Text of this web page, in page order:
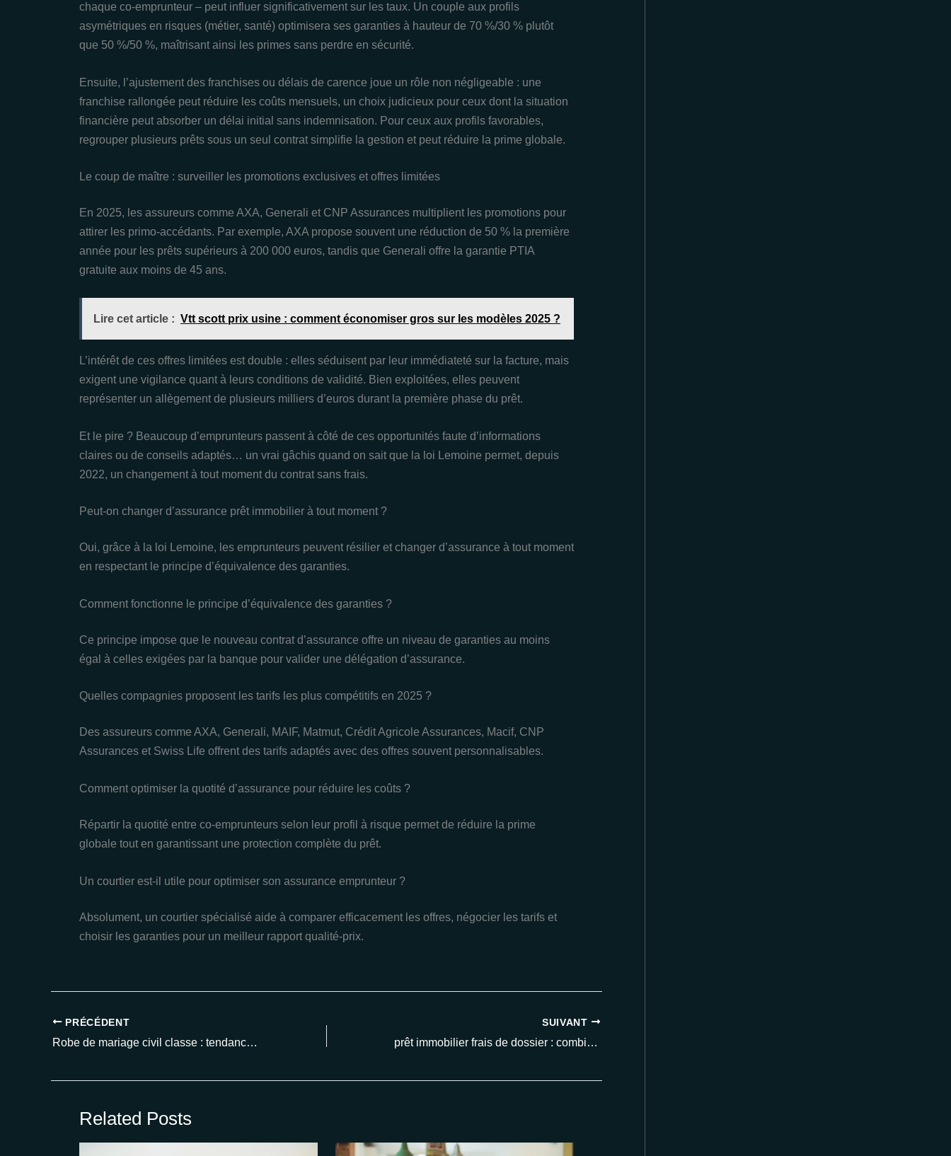
chaque co-emprunteur – peut influer significativement sur les taux. Un couple aux profils
asymétriques en risques (métier, santé) optimisera ses garanties à hauteur de 70 %/30 % plutôt
que 50 %/50 %, maîtrisant ainsi les primes sans perdre en sécurité.
Ensuite, l’ajustement des franchises ou délais de carence joue un rôle non négligeable : une
franchise rallongée peut réduire les coûts mensuels, un choix judicieux pour ceux dont la situation
financière peut absorber un délai initial sans indemnisation. Pour ceux aux profils favorables,
regrouper plusieurs prêts sous un seul contrat simplifie la gestion et peut réduire la prime globale.
Le coup de maître : surveiller les promotions exclusives et offres limitées
En 2025, les assureurs comme AXA, Generali et CNP Assurances multiplient les promotions pour
attirer les primo-accédants. Par exemple, AXA propose souvent une réduction de 50 % la première
année pour les prêts supérieurs à 200 000 euros, tandis que Generali offre la garantie PTIA
gratuite aux moins de 45 ans.
Lire cet article : Vtt scott prix usine : comment économiser gros sur les modèles 2025 ?
L’intérêt de ces offres limitées est double : elles séduisent par leur immédiateté sur la facture, mais
exigent une vigilance quant à leurs conditions de validité. Bien exploitées, elles peuvent
représenter un allègement de plusieurs milliers d’euros durant la première phase du prêt.
Et le pire ? Beaucoup d’emprunteurs passent à côté de ces opportunités faute d’informations
claires ou de conseils adaptés… un vrai gâchis quand on sait que la loi Lemoine permet, depuis
2022, un changement à tout moment du contrat sans frais.
Peut-on changer d’assurance prêt immobilier à tout moment ?
Oui, grâce à la loi Lemoine, les emprunteurs peuvent résilier et changer d’assurance à tout moment
en respectant le principe d’équivalence des garanties.
Comment fonctionne le principe d’équivalence des garanties ?
Ce principe impose que le nouveau contrat d’assurance offre un niveau de garanties au moins
égal à celles exigées par la banque pour valider une délégation d’assurance.
Quelles compagnies proposent les tarifs les plus compétitifs en 2025 ?
Des assureurs comme AXA, Generali, MAIF, Matmut, Crédit Agricole Assurances, Macif, CNP
Assurances et Swiss Life offrent des tarifs adaptés avec des offres souvent personnalisables.
Comment optimiser la quotité d’assurance pour réduire les coûts ?
Répartir la quotité entre co-emprunteurs selon leur profil à risque permet de réduire la prime
globale tout en garantissant une protection complète du prêt.
Un courtier est-il utile pour optimiser son assurance emprunteur ?
Absolument, un courtier spécialisé aide à comparer efficacement les offres, négocier les tarifs et
choisir les garanties pour un meilleur rapport qualité-prix.
PRÉCÉDENT
Robe de mariage civil classe : tendances et astuces pour une allure chic en 2025
SUIVANT
prêt immobilier frais de dossier : combien allez-vous vraiment payer en 2025 ?
Related Posts